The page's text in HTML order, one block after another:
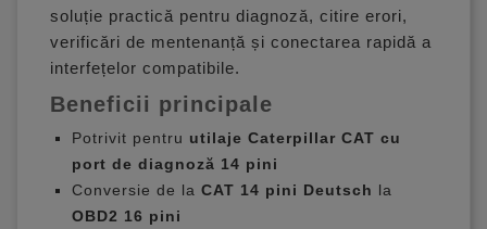
soluție practică pentru diagnoză, citire erori,
verificări de mentenanță și conectarea rapidă a
interfețelor compatibile.
Beneficii principale
Potrivit pentru utilaje Caterpillar CAT cu
port de diagnoză 14 pini
Conversie de la CAT 14 pini Deutsch la
OBD2 16 pini